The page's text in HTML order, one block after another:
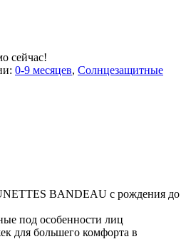
сейчас!
0-9 месяцев, Солнцезащитные
BANDEAU с рождения до
под особенности лиц
для большего комфорта в